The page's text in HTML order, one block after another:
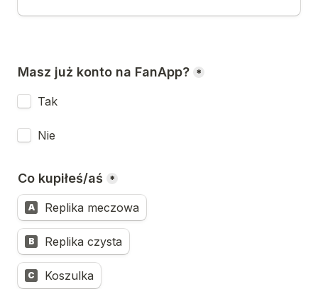
Masz już konto na FanApp? *
Tak
Untitled checkboxes field
Nie
Co kupiłeś/aś *
A Replika meczowa
B Replika czysta
C Koszulka